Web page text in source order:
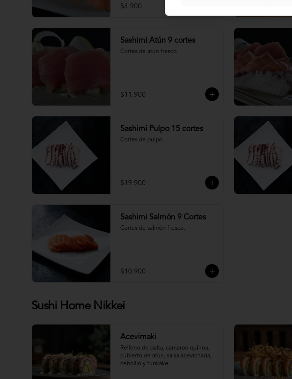
$4.900
Sashimi Atún 9 cortes
Cortes de atún fresco
$11.900
Sashimi Pulpo 15 cortes
Cortes de pulpo.
$19.900
Sashimi Salmón 9 Cortes
Cortes de salmón fresco.
$10.900
Sushi Home Nikkei
Acevimaki
Relleno de palta, camaron quinoa,
cubierto de atún, salsa acevichada,
cebollin y furikake.